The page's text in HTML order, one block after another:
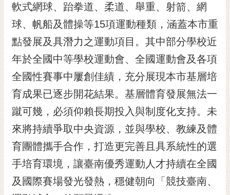
日
本
隱
私
權
及
安
全
政
策
網
資
軟式網球、跆拳道、柔道、舉重、射箭、網
球、帆船及體操等15項運動種類，涵蓋本市重
點發展及具潛力之運動項目。其中部分學校近
年於全國中等學校運動會、全國運動會及各項
全國性賽事中屢創佳績，充分展現本市基層培
育成果已逐步開花結果。基層體育發展無法一
蹴可幾，必須仰賴長期投入與制度化支持。未
來將持續爭取中央資源，並與學校、教練及體
育團體攜手合作，打造更完善且具系統性的選
手培育環境，讓臺南優秀運動人才持續在全國
及國際賽場發光發熱，穩健朝向「競技臺南、